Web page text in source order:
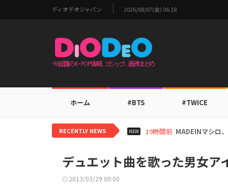
ディオデオジャパン 2026/08/07(金) 06:18
ホーム #BTS #TWICE
RECENTLY NEWS NEW 2日前 感覚的ビジュアル
デュエット曲を歌った男女ア
2013/03/29 00:00